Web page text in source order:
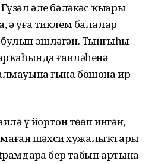
әле бәләкәс ҡыҙҙары
ә уға тиклем балалар
эшләгән. Тынғыһыҙ
ғаиләһенә
ғына бошона ир
үҙ йортон төҙөп ингән,
шәхси хужалыҡтары
бер табын артына